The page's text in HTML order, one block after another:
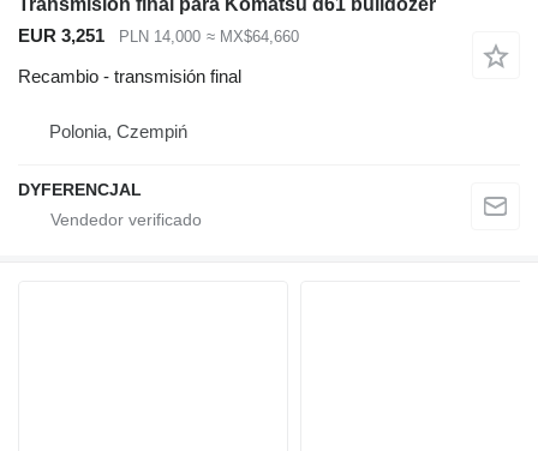
EUR 3,251
PLN 14,000 ≈ MX$64,660
Recambio - transmisión final
Polonia, Czempiń
DYFERENCJAL